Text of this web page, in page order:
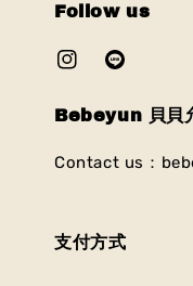
Follow us
Bebeyun 貝貝
Contact us：
支付方式